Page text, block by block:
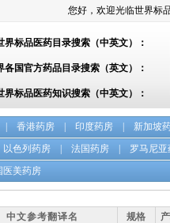
您好，欢迎光临世界标
界标品医药目录搜索（中英文）：
各国官方药品目录搜索（英文）：
界标品医药知识搜索（中英文）：
香港药房 印度药房 新加坡
以色列药房 法国药房 罗马尼亚
医美药房
中文参考翻译名 规格